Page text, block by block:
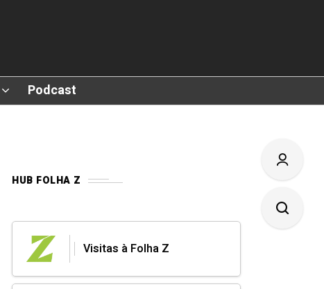
Podcast
HUB FOLHA Z
Visitas à Folha Z